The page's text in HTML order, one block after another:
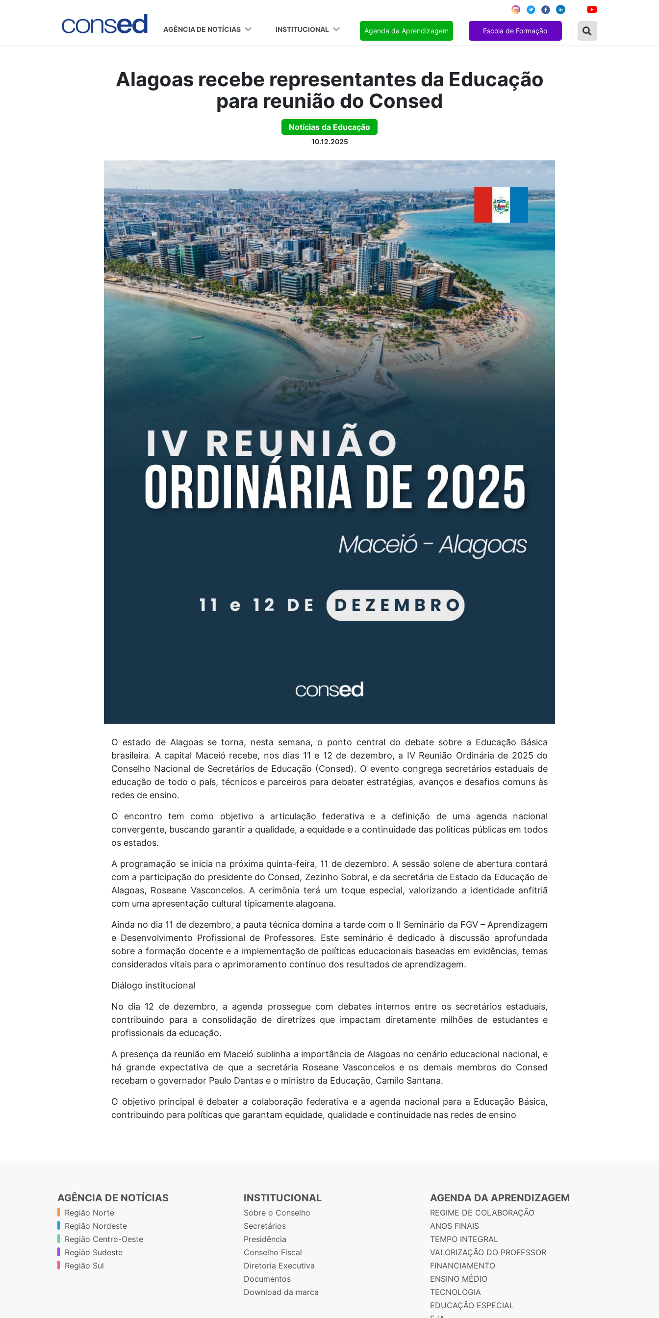
AGÊNCIA DE NOTÍCIAS INSTITUCIONAL Agenda da Aprendizagem Escola de Formação
Alagoas recebe representantes da Educação
para reunião do Consed
Notícias da Educação
10.12.2025
O estado de Alagoas se torna, nesta semana, o ponto central do debate sobre a Educação Básica
brasileira. A capital Maceió recebe, nos dias 11 e 12 de dezembro, a IV Reunião Ordinária de 2025 do
Conselho Nacional de Secretários de Educação (Consed). O evento congrega secretários estaduais de
educação de todo o país, técnicos e parceiros para debater estratégias, avanços e desafios comuns às
redes de ensino.
O encontro tem como objetivo a articulação federativa e a definição de uma agenda nacional
convergente, buscando garantir a qualidade, a equidade e a continuidade das políticas públicas em todos
os estados.
A programação se inicia na próxima quinta-feira, 11 de dezembro. A sessão solene de abertura contará
com a participação do presidente do Consed, Zezinho Sobral, e da secretária de Estado da Educação de
Alagoas, Roseane Vasconcelos. A cerimônia terá um toque especial, valorizando a identidade anfitriã
com uma apresentação cultural tipicamente alagoana.
Ainda no dia 11 de dezembro, a pauta técnica domina a tarde com o II Seminário da FGV – Aprendizagem
e Desenvolvimento Profissional de Professores. Este seminário é dedicado à discussão aprofundada
sobre a formação docente e a implementação de políticas educacionais baseadas em evidências, temas
considerados vitais para o aprimoramento contínuo dos resultados de aprendizagem.
Diálogo institucional
No dia 12 de dezembro, a agenda prossegue com debates internos entre os secretários estaduais,
contribuindo para a consolidação de diretrizes que impactam diretamente milhões de estudantes e
profissionais da educação.
A presença da reunião em Maceió sublinha a importância de Alagoas no cenário educacional nacional, e
há grande expectativa de que a secretária Roseane Vasconcelos e os demais membros do Consed
recebam o governador Paulo Dantas e o ministro da Educação, Camilo Santana.
O objetivo principal é debater a colaboração federativa e a agenda nacional para a Educação Básica,
contribuindo para políticas que garantam equidade, qualidade e continuidade nas redes de ensino
AGÊNCIA DE NOTÍCIAS
Região Norte
Região Nordeste
Região Centro-Oeste
Região Sudeste
Região Sul
INSTITUCIONAL
Sobre o Conselho
Secretários
Presidência
Conselho Fiscal
Diretoria Executiva
Documentos
Download da marca
AGENDA DA APRENDIZAGEM
REGIME DE COLABORAÇÃO
ANOS FINAIS
TEMPO INTEGRAL
VALORIZAÇÃO DO PROFESSOR
FINANCIAMENTO
ENSINO MÉDIO
TECNOLOGIA
EDUCAÇÃO ESPECIAL